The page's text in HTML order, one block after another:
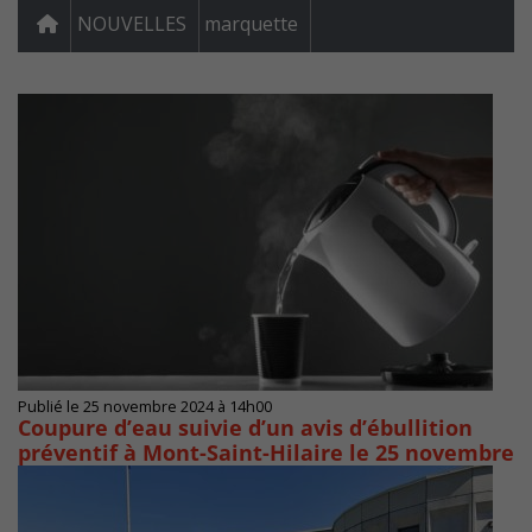
NOUVELLES marquette
Publié le 25 novembre 2024 à 14h00
Coupure d’eau suivie d’un avis d’ébullition
préventif à Mont-Saint-Hilaire le 25 novembre